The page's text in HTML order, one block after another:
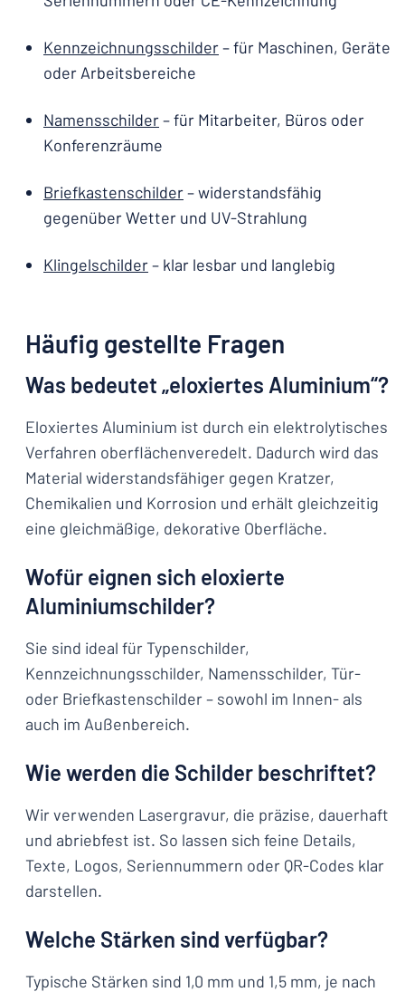
Kennzeichnungsschilder– für Maschinen, Geräte
oder Arbeitsbereiche
Namensschilder– für Mitarbeiter, Büros oder
Konferenzräume
Briefkastenschilder– widerstandsfähig
gegenüber Wetter und UV-Strahlung
Klingelschilder– klar lesbar und langlebig
Häufig gestellte Fragen
Was bedeutet „eloxiertes Aluminium“?
Eloxiertes Aluminium ist durch ein elektrolytisches
Verfahren oberflächenveredelt. Dadurch wird das
Material widerstandsfähiger gegen Kratzer,
Chemikalien und Korrosion und erhält gleichzeitig
eine gleichmäßige, dekorative Oberfläche.
Wofür eignen sich eloxierte
Aluminiumschilder?
Sie sind ideal für Typenschilder,
Kennzeichnungsschilder, Namensschilder, Tür-
oder Briefkastenschilder – sowohl im Innen- als
auch im Außenbereich.
Wie werden die Schilder beschriftet?
Wir verwenden Lasergravur, die präzise, dauerhaft
und abriebfest ist. So lassen sich feine Details,
Texte, Logos, Seriennummern oder QR-Codes klar
darstellen.
Welche Stärken sind verfügbar?
Typische Stärken sind 1,0 mm und 1,5 mm, je nach